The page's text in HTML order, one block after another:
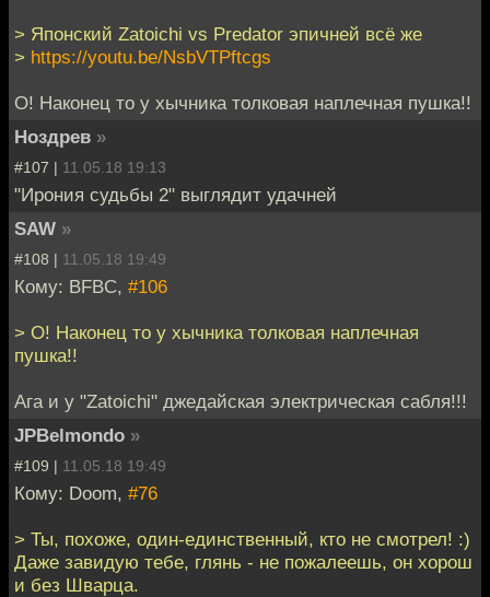
> Японский Zatoichi vs Predator эпичней всё же
> https://youtu.be/NsbVTPftcgs
О! Наконец то у хычника толковая наплечная пушка!!
Ноздрев »
#107 | 11.05.18 19:13
"Ирония судьбы 2" выглядит удачней
SAW »
#108 | 11.05.18 19:49
Кому: BFBC, #106
> О! Наконец то у хычника толковая наплечная
пушка!!
Ага и у "Zatoichi" джедайская электрическая сабля!!!
JPBelmondo »
#109 | 11.05.18 19:49
Кому: Doom, #76
> Ты, похоже, один-единственный, кто не смотрел! :)
Даже завидую тебе, глянь - не пожалеешь, он хорош
и без Шварца.